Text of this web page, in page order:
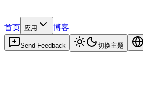
首页 应用 博客
Send Feedback 切换主题